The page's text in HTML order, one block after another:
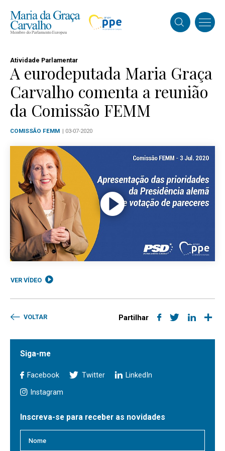
Atividade Parlamentar
A eurodeputada Maria Graça
Carvalho comenta a reunião
da Comissão FEMM
COMISSÃO FEMM | 03-07-2020
VER VÍDEO
VOLTAR Partilhar
Siga-me
Facebook Twitter LinkedIn
Instagram
Inscreva-se para receber as novidades